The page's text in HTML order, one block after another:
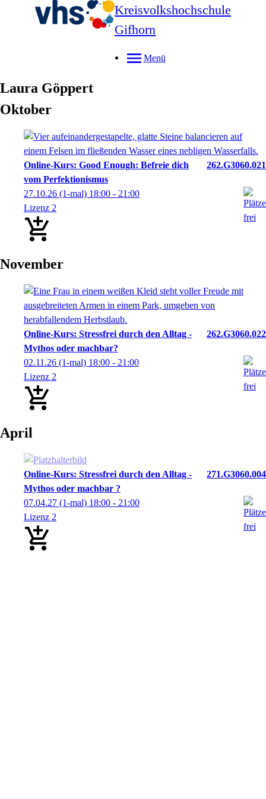
Kreisvolkshochschule
Gifhorn
Menü
Laura Göppert
Oktober
Online-Kurs: Good Enough: Befreie dich
vom Perfektionismus
262.G3060.021
27.10.26 (1-mal) 18:00 - 21:00
Lizenz 2
November
Online-Kurs: Stressfrei durch den Alltag -
Mythos oder machbar?
262.G3060.022
02.11.26 (1-mal) 18:00 - 21:00
Lizenz 2
April
Online-Kurs: Stressfrei durch den Alltag -
Mythos oder machbar ?
271.G3060.004
07.04.27 (1-mal) 18:00 - 21:00
Lizenz 2